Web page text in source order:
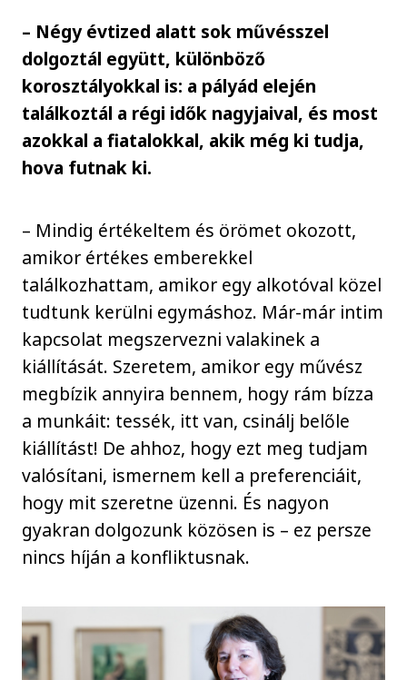
– Négy évtized alatt sok művésszel
dolgoztál együtt, különböző
korosztályokkal is: a pályád elején
találkoztál a régi idők nagyjaival, és most
azokkal a fiatalokkal, akik még ki tudja,
hova futnak ki.
– Mindig értékeltem és örömet okozott,
amikor értékes emberekkel
találkozhattam, amikor egy alkotóval közel
tudtunk kerülni egymáshoz. Már-már intim
kapcsolat megszervezni valakinek a
kiállítását. Szeretem, amikor egy művész
megbízik annyira bennem, hogy rám bízza
a munkáit: tessék, itt van, csinálj belőle
kiállítást! De ahhoz, hogy ezt meg tudjam
valósítani, ismernem kell a preferenciáit,
hogy mit szeretne üzenni. És nagyon
gyakran dolgozunk közösen is – ez persze
nincs híján a konfliktusnak.